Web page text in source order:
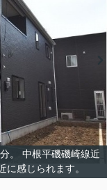
。 中根平磯磯崎線近
に感じられます。